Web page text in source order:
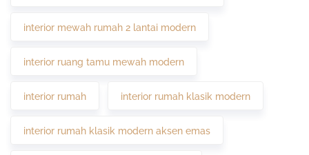
interior mewah rumah 2 lantai modern
interior ruang tamu mewah modern
interior rumah interior rumah klasik modern
interior rumah klasik modern aksen emas